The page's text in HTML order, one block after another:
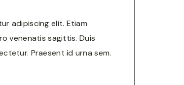
adipiscing elit. Etiam
venenatis sagittis. Duis
Praesent id urna sem.